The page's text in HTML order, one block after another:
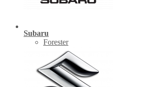
Subaru
Forester